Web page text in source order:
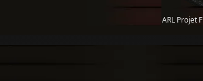
ARL Projet F